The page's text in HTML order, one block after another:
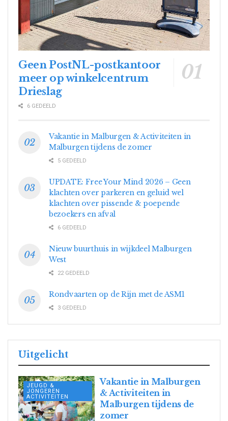
Geen PostNL-postkantoor
meer op winkelcentrum
Drieslag
6 GEDEELD
Vakantie in Malburgen & Activiteiten in
Malburgen tijdens de zomer
5 GEDEELD
UPDATE: Free Your Mind 2026 – Geen
klachten over parkeren en geluid wel
klachten over pissende & poepende
bezoekers en afval
6 GEDEELD
Nieuw buurthuis in wijkdeel Malburgen
West
22 GEDEELD
Rondvaarten op de Rijn met de ASM1
3 GEDEELD
Uitgelicht
JEUGD &
JONGEREN
ACTIVITEITEN
Vakantie in Malburgen
& Activiteiten in
Malburgen tijdens de
zomer